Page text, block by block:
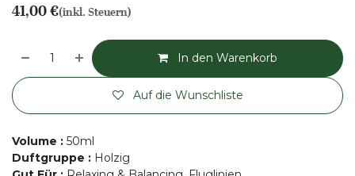
41,00€(inkl. Steuern)
In den Warenkorb
Auf die Wunschliste
Volume : 50ml
Duftgruppe : Holzig